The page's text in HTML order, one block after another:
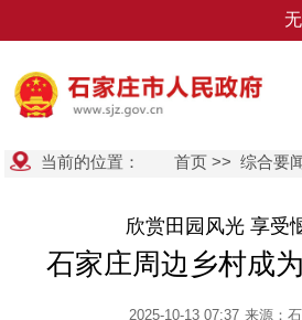
当前的位置： 首页 >>综合要
欣赏田园风光 享受
石家庄周边乡村成
2025-10-13 07:37 来源：